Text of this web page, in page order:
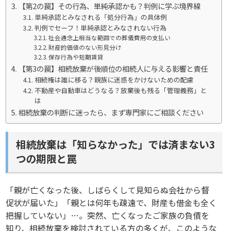
【第2の罠】その行為、単純承認かも？判例に学ぶ境界線
単純承認とみなされる「処分行為」の具体例
判例でセーフ！単純承認とみなされない行為
社会通念上相当な範囲での葬儀費用の支払い
財産的価値のない形見分け
保存行為や短期賃貸
【第3の罠】相続放棄が後順位の相続人に与える影響と責任
相続権は誰に移る？親族に迷惑をかけないための配慮
不動産や自動車はどうなる？放棄後も残る「管理義務」と
は
相続放棄の判断に迷ったら、まず専門家にご相談ください
相続放棄は「知らなかった」では済まない3
つの期限と罠
「親が亡くなった後、しばらくして見知らぬ会社から督
促状が届いた」「親とは何年も疎遠で、財産も借金も全く
把握していない」…。突然、亡くなったご家族の負債を
知り、相続放棄を検討されている方の多くが、このような